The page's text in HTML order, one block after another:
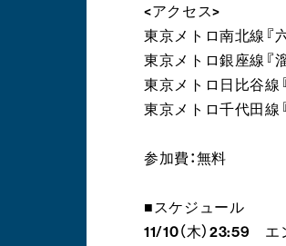
<アクセス>
東京メトロ南北線『
東京メトロ銀座線『
東京メトロ日比谷線
東京メトロ千代田線
参加費：無料
■スケジュール
11/10（木）23:59 エ